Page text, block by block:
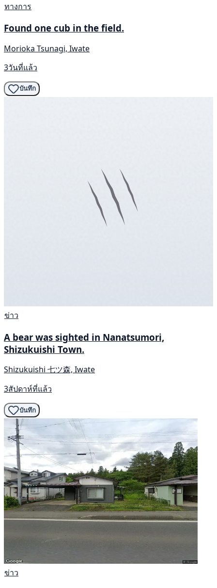
ทางการ
Found one cub in the field.
Morioka Tsunagi, Iwate
3วันที่แล้ว
บันทึก
ข่าว
A bear was sighted in Nanatsumori,
Shizukuishi Town.
Shizukuishi 七ツ森, Iwate
3สัปดาห์ที่แล้ว
บันทึก
ข่าว